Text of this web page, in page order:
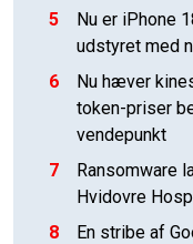
5
Nu er iPhone
udstyret med
6
Nu hæver
token-priser
vendepunkt
7
Ransomware
Hvidovre
8
En stribe af